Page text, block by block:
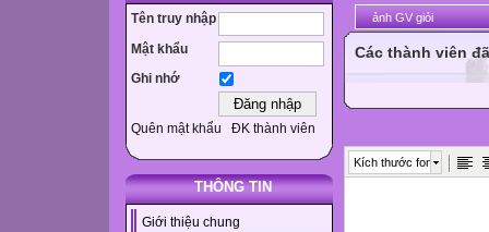
Tên truy nhập
Mật khẩu
Ghi nhớ
Quên mật khẩu ĐK thành viên
THÔNG TIN
Giới thiệu chung
ảnh GV giỏi
Các thành viên
Kích thước font